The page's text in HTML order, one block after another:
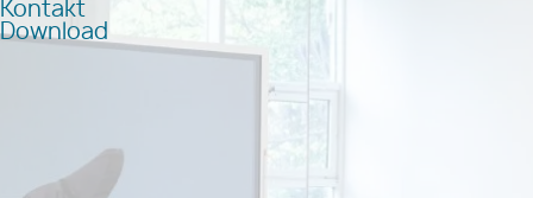
Kontakt
Download